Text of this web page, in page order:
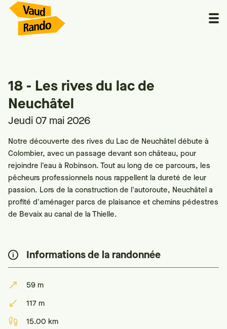
18 - Les rives du lac de
Neuchâtel
Jeudi 07 mai 2026
Notre découverte des rives du Lac de Neuchâtel débute à
Colombier, avec un passage devant son château, pour
rejoindre l'eau à Robinson. Tout au long de ce parcours, les
pêcheurs professionnels nous rappellent la dureté de leur
passion. Lors de la construction de l'autoroute, Neuchâtel a
profité d'aménager parcs de plaisance et chemins pédestres
de Bevaix au canal de la Thielle.
Informations de la randonnée
59 m
117 m
15.00 km